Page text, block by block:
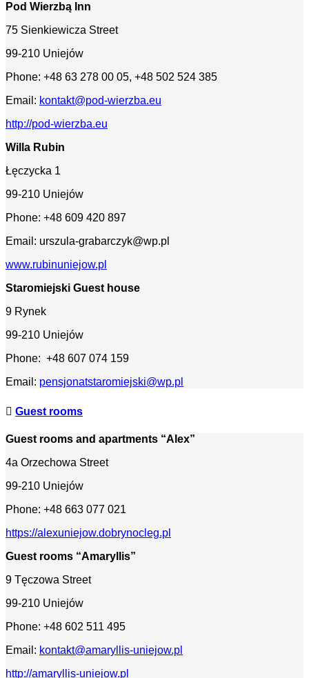
Pod Wierzbą Inn
75 Sienkiewicza Street
99-210 Uniejów
Phone: +48 63 278 00 05, +48 502 524 385
Email: kontakt@pod-wierzba.eu
http://pod-wierzba.eu
Willa Rubin
Łęczycka 1
99-210 Uniejów
Phone: +48 609 420 897
Email: urszula-grabarczyk@wp.pl
www.rubinuniejow.pl
Staromiejski Guest house
9 Rynek
99-210 Uniejów
Phone: +48 607 074 159
Email: pensjonatstaromiejski@wp.pl
Guest rooms
Guest rooms and apartments “Alex”
4a Orzechowa Street
99-210 Uniejów
Phone: +48 663 077 021
https://alexuniejow.dobrynocleg.pl
Guest rooms “Amaryllis”
9 Tęczowa Street
99-210 Uniejów
Phone: +48 602 511 495
Email: kontakt@amaryllis-uniejow.pl
http://amaryllis-uniejow.pl